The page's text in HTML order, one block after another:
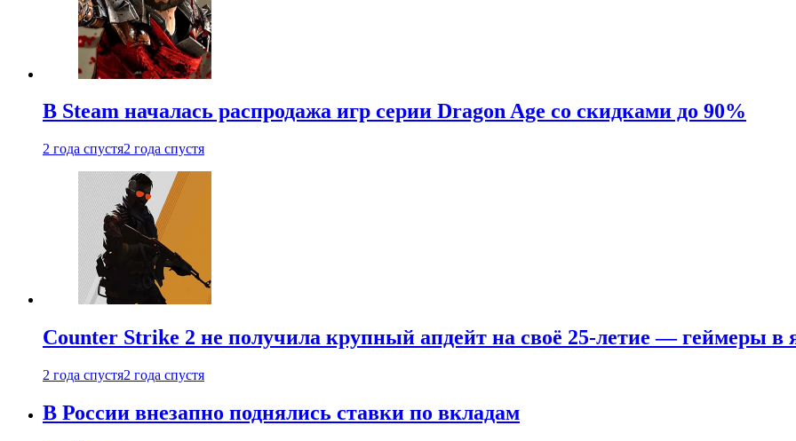
В Steam началась распродажа игр серии Dragon Age со скидками до 90%
2 года спустя2 года спустя
Counter Strike 2 не получила крупный апдейт на своё 25-летие — геймеры в
2 года спустя2 года спустя
В России внезапно поднялись ставки по вкладам